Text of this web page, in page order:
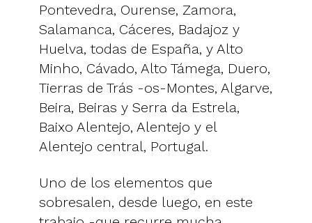
Pontevedra, Ourense, Zamora,
Salamanca, Cáceres, Badajoz y
Huelva, todas de España, y Alto
Minho, Cávado, Alto Támega, Duero,
Tierras de Trás -os-Montes, Algarve,
Beira, Beiras y Serra da Estrela,
Baixo Alentejo, Alentejo y el
Alentejo central, Portugal.
Uno de los elementos que
sobresalen, desde luego, en este